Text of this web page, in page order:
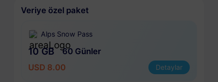
Veriye özel paket
Alps Snow Pass
10 GB
60 Günler
USD 8.00
Detaylar